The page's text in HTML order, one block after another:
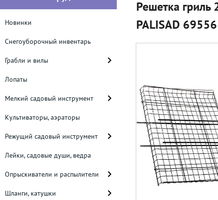
Новинки
Снегоуборочный инвентарь
Грабли и вилы
Лопаты
Мелкий садовый инструмент
Культиваторы, аэраторы
Режущий садовый инструмент
Лейки, садовые души, ведра
Опрыскиватели и распылители
Шланги, катушки
Решетка гриль
PALISAD 69556